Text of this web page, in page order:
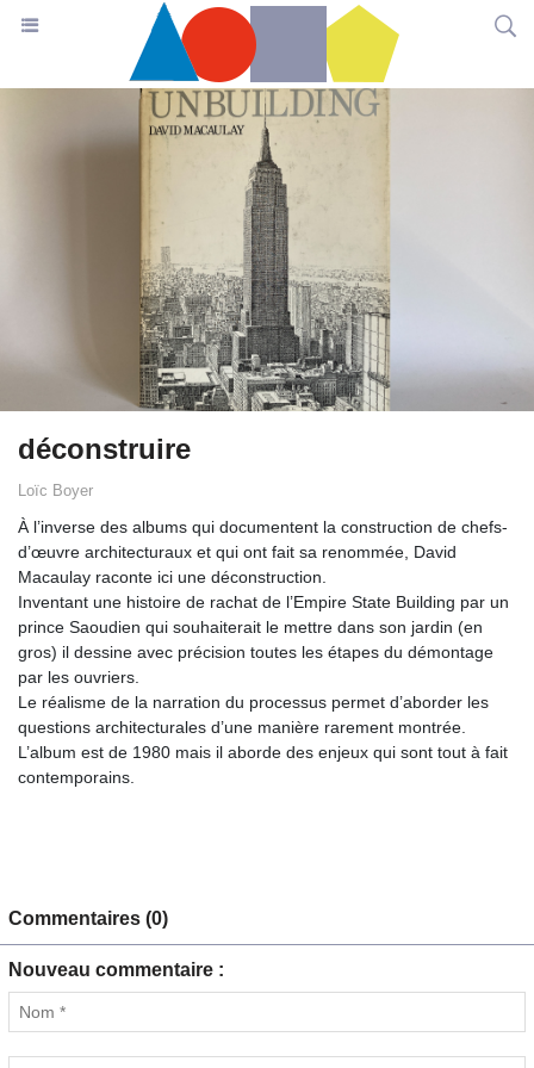
déconstruire
Loïc Boyer
À l’inverse des albums qui documentent la construction de chefs-
d’œuvre architecturaux et qui ont fait sa renommée, David
Macaulay raconte ici une déconstruction.
Inventant une histoire de rachat de l’Empire State Building par un
prince Saoudien qui souhaiterait le mettre dans son jardin (en
gros) il dessine avec précision toutes les étapes du démontage
par les ouvriers.
Le réalisme de la narration du processus permet d’aborder les
questions architecturales d’une manière rarement montrée.
L’album est de 1980 mais il aborde des enjeux qui sont tout à fait
contemporains.
Commentaires (0)
Nouveau commentaire :